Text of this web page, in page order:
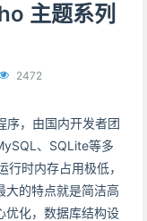
主题系列
2472
序，由国内开发者团
、SQLite等多
时内存占用极低，
大的特点就是简洁高
优化，数据库结构设